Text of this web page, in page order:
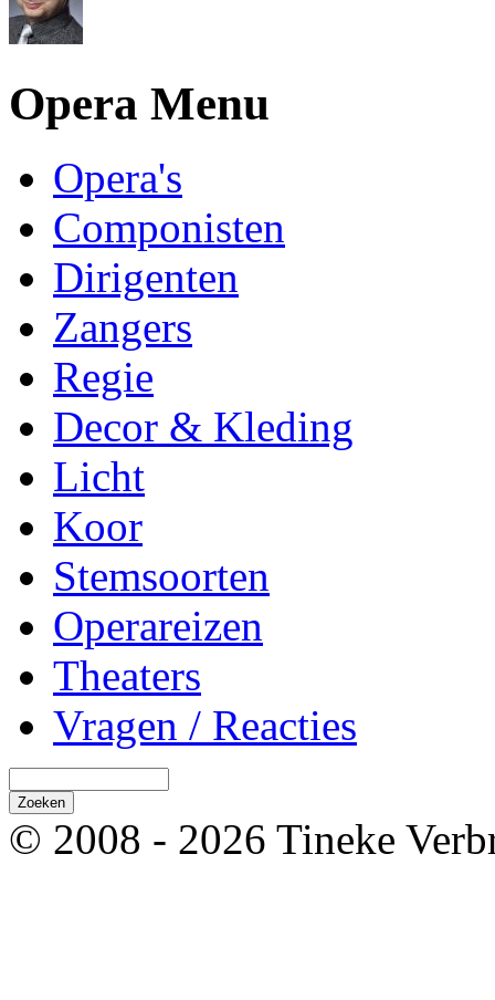
Opera Menu
Opera's
Componisten
Dirigenten
Zangers
Regie
Decor & Kleding
Licht
Koor
Stemsoorten
Operareizen
Theaters
Vragen / Reacties
© 2008 - 2026 Tineke